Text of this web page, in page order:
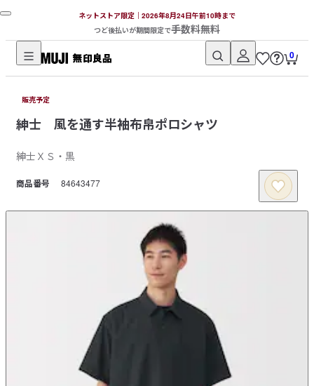
ネットストア限定｜2026年8月24日午前10時まで
つど後払いが期間限定で手数料無料
無
良
品
ッ
ト
ト
0
販売予定
紳士 風を通す半袖布帛ポロシャツ
紳士ＸＳ・黒
商品番号 84643477